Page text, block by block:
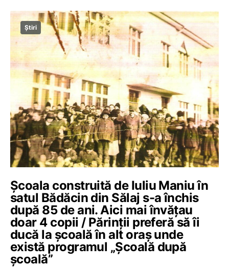
Știri
Şcoala construită de Iuliu Maniu în
satul Bădăcin din Sălaj s-a închis
după 85 de ani. Aici mai învățau
doar 4 copii / Părinții preferă să îi
ducă la școală în alt oraș unde
există programul „Școală după
școală”